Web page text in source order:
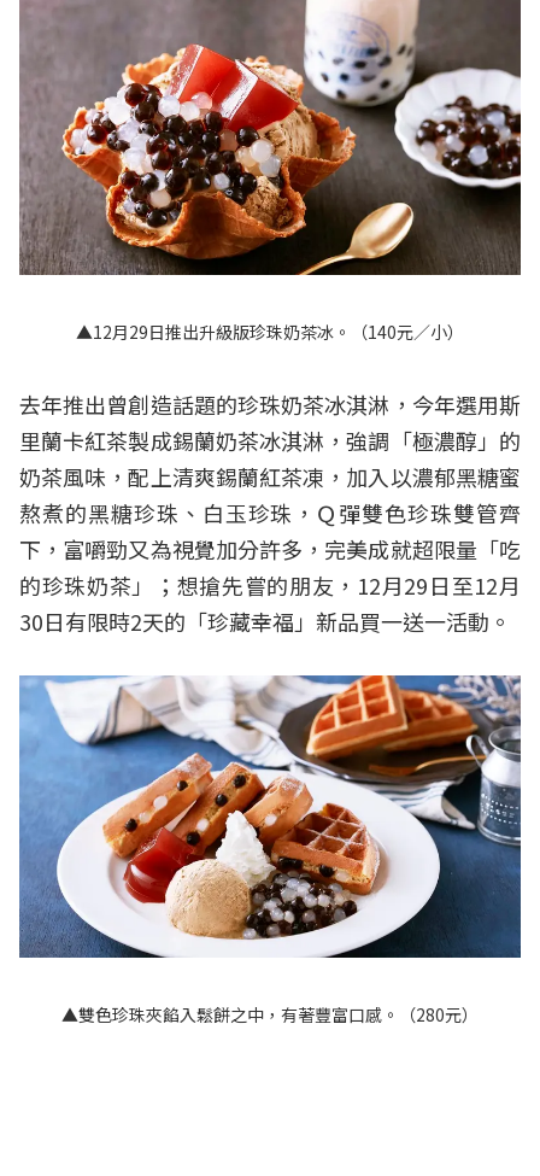
▲12月29日推出升級版珍珠奶茶冰。（140元／小）
去年推出曾創造話題的珍珠奶茶冰淇淋，今年選用斯
里蘭卡紅茶製成錫蘭奶茶冰淇淋，強調「極濃醇」的
奶茶風味，配上清爽錫蘭紅茶凍，加入以濃郁黑糖蜜
熬煮的黑糖珍珠、白玉珍珠，Ｑ彈雙色珍珠雙管齊
下，富嚼勁又為視覺加分許多，完美成就超限量「吃
的珍珠奶茶」；想搶先嘗的朋友，12月29日至12月
30日有限時2天的「珍藏幸福」新品買一送一活動。
▲雙色珍珠夾餡入鬆餅之中，有著豐富口感。（280元）